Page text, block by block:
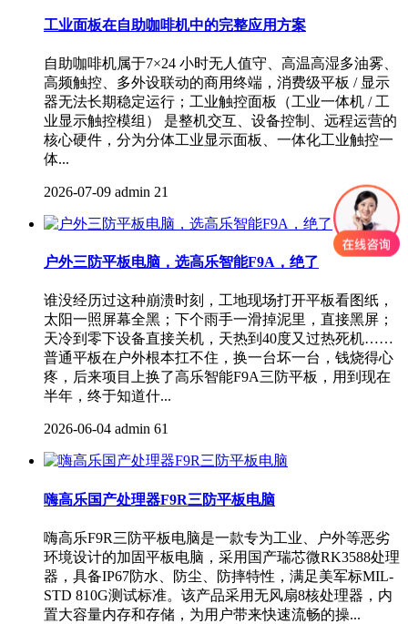
工业面板在自助咖啡机中的完整应用方案
自助咖啡机属于7×24 小时无人值守、高温高湿多油雾、
高频触控、多外设联动的商用终端，消费级平板 / 显示
器无法长期稳定运行；工业触控面板（工业一体机​ / 工
业显示触控模组） 是整机交互、设备控制、远程运营的
核心硬件，分为分体工业显示面板、一体化工业触控一
体...
2026-07-09 admin 21
户外三防平板电脑，选高乐智能F9A，绝了
谁没经历过这种崩溃时刻，工地现场打开平板看图纸，
太阳一照屏幕全黑；下个雨手一滑掉泥里，直接黑屏；
天冷到零下设备直接关机，天热到40度又过热死机……
普通平板在户外根本扛不住，换一台坏一台，钱烧得心
疼，后来项目上换了高乐智能F9A三防平板，用到现在
半年，终于知道什...
2026-06-04 admin 61
嗨高乐国产处理器F9R三防平板电脑
嗨高乐F9R三防平板电脑​是一款专为工业、户外等恶劣
环境设计的加固平板电脑，采用国产瑞芯微RK3588处理
器，具备IP67防水、防尘、防摔特性，满足美军标MIL-
STD 810G测试标准。该产品采用无风扇8核处理器，内
置大容量内存和存储，为用户带来快速流畅的操...